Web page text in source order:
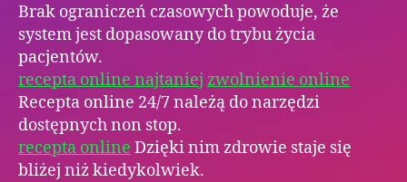
Brak ograniczeń czasowych powoduje, że
system jest dopasowany do trybu życia
pacjentów.
recepta online najtaniej zwolnienie online
Recepta online 24/7 należą do narzędzi
dostępnych non stop.
recepta online Dzięki nim zdrowie staje się
bliżej niż kiedykolwiek.